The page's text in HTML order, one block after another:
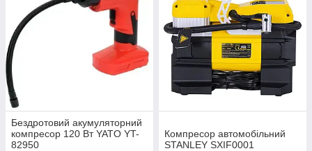
Бездротовий акумуляторний
компресор 120 Вт YATO YT-
82950
Компресор автомобільний
STANLEY SXIF0001